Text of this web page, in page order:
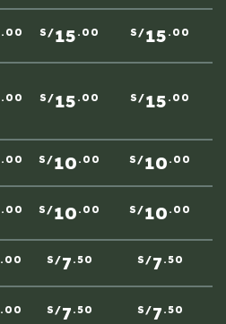
.00 S/15 .00 S/15 .00
.00 S/15 .00 S/15 .00
.00 S/10 .00 S/10 .00
.00 S/10 .00 S/10 .00
.00 S/7.50 S/7.50
.00 S/7.50 S/7.50